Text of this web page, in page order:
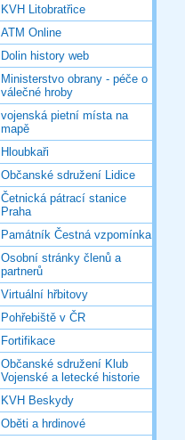
KVH Litobratřice
ATM Online
Dolin history web
Ministerstvo obrany - péče o
válečné hroby
vojenská pietní místa na
mapě
Hloubkaři
Občanské sdružení Lidice
Četnická pátrací stanice
Praha
Památník Čestná vzpomínka
Osobní stránky členů a
partnerů
Virtuální hřbitovy
Pohřebiště v ČR
Fortifikace
Občanské sdružení Klub
Vojenské a letecké historie
KVH Beskydy
Oběti a hrdinové